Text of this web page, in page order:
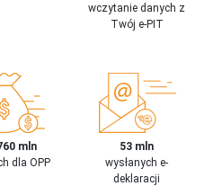
wczytanie danych z
Twój e-PIT
mln
dla OPP
53 mln
wysłanych e-
deklaracji